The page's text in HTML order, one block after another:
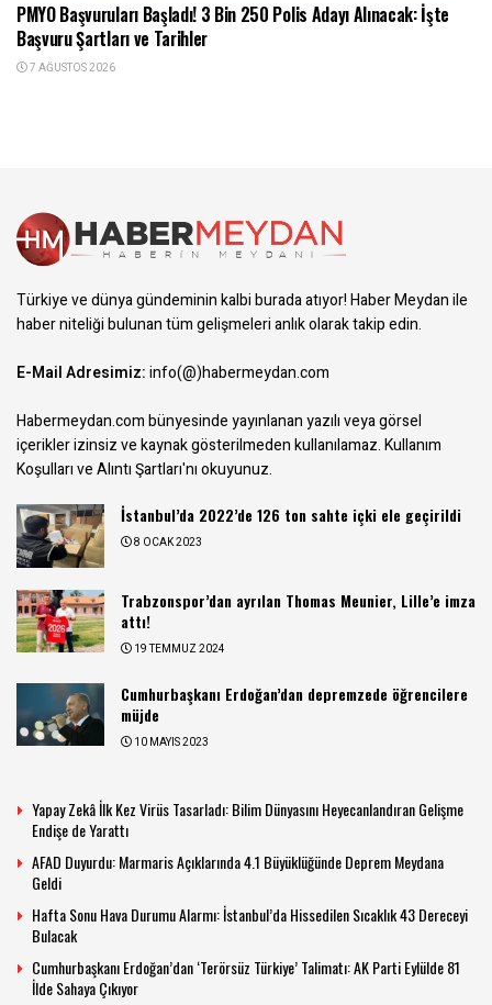
PMYO Başvuruları Başladı! 3 Bin 250 Polis Adayı Alınacak: İşte
Başvuru Şartları ve Tarihler
7 AĞUSTOS 2026
Türkiye ve dünya gündeminin kalbi burada atıyor! Haber Meydan ile
haber niteliği bulunan tüm gelişmeleri anlık olarak takip edin.
E-Mail Adresimiz:info(@)habermeydan.com
Habermeydan.com bünyesinde yayınlanan yazılı veya görsel
içerikler izinsiz ve kaynak gösterilmeden kullanılamaz.Kullanım
Koşulları ve Alıntı Şartları'nı okuyunuz.
İstanbul’da 2022’de 126 ton sahte içki ele geçirildi
8 OCAK 2023
Trabzonspor’dan ayrılan Thomas Meunier, Lille’e imza
attı!
19 TEMMUZ 2024
Cumhurbaşkanı Erdoğan’dan depremzede öğrencilere
müjde
10 MAYIS 2023
Yapay Zekâ İlk Kez Virüs Tasarladı: Bilim Dünyasını Heyecanlandıran Gelişme
Endişe de Yarattı
AFAD Duyurdu: Marmaris Açıklarında 4.1 Büyüklüğünde Deprem Meydana
Geldi
Hafta Sonu Hava Durumu Alarmı: İstanbul’da Hissedilen Sıcaklık 43 Dereceyi
Bulacak
Cumhurbaşkanı Erdoğan’dan ‘Terörsüz Türkiye’ Talimatı: AK Parti Eylülde 81
İlde Sahaya Çıkıyor